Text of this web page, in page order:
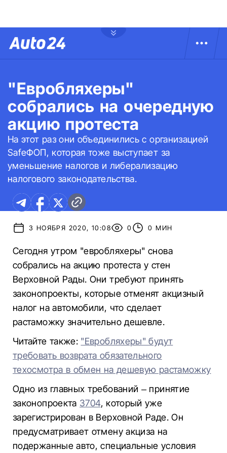
"Евробляхеры"
собрались на очередную
акцию протеста
На этот раз они объединились с организацией
SafeФОП, которая тоже выступает за
уменьшение налогов и либерализацию
налогового законодательства.
3 НОЯБРЯ 2020, 10:08 0 0 МИН
Сегодня утром "евробляхеры" снова
собрались на акцию протеста у стен
Верховной Рады. Они требуют принять
законопроекты, которые отменят акцизный
налог на автомобили, что сделает
растаможку значительно дешевле.
Читайте также: "Евробляхеры" будут
требовать возврата обязательного
техосмотра в обмен на дешевую растаможку
Одно из главных требований – принятие
законопроекта 3704, который уже
зарегистрирован в Верховной Раде. Он
предусматривает отмену акциза на
подержанные авто, специальные условия